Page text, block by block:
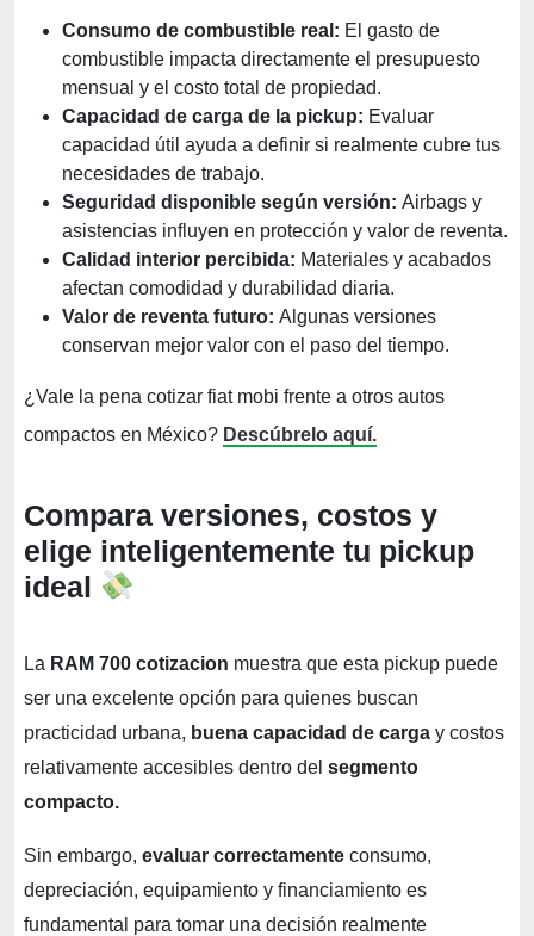
Consumo de combustible real: El gasto de
combustible impacta directamente el presupuesto
mensual y el costo total de propiedad.
Capacidad de carga de la pickup: Evaluar
capacidad útil ayuda a definir si realmente cubre tus
necesidades de trabajo.
Seguridad disponible según versión: Airbags y
asistencias influyen en protección y valor de reventa.
Calidad interior percibida: Materiales y acabados
afectan comodidad y durabilidad diaria.
Valor de reventa futuro: Algunas versiones
conservan mejor valor con el paso del tiempo.
¿Vale la pena cotizar fiat mobi frente a otros autos
compactos en México? Descúbrelo aquí.
Compara versiones, costos y
elige inteligentemente tu pickup
ideal
La RAM 700 cotizacion muestra que esta pickup puede
ser una excelente opción para quienes buscan
practicidad urbana, buena capacidad de carga y costos
relativamente accesibles dentro del segmento
compacto.
Sin embargo, evaluar correctamente consumo,
depreciación, equipamiento y financiamiento es
fundamental para tomar una decisión realmente